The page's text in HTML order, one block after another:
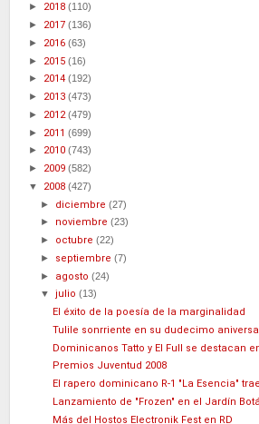
► 2018 (110)
► 2017 (136)
► 2016 (63)
► 2015 (16)
► 2014 (192)
► 2013 (473)
► 2012(479)
► 2011 (699)
► 2010 (743)
► 2009 (582)
▼ 2008 (427)
► diciembre(27)
► noviembre(23)
► octubre(22)
► septiembre(7)
► agosto(24)
▼julio(13)
El éxito de la poesía de la marginalidad
Tulile sonrriente en su dudecimo
Dominicanos Tatto y El Full se destacan
Premios Juventud 2008
El rapero dominicano R-1 "La Esencia"
Lanzamiento de "Frozen" en el Jardín
Más del Hostos Electronik Fest en RD